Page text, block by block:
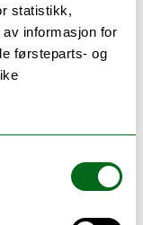
statistikk,
informasjon for
førsteparts- og
that
affect their
fine-tuning size
that
the